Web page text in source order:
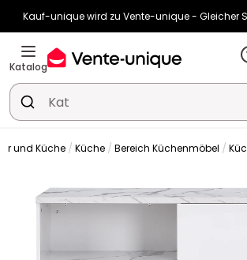
Kauf-unique wird zu Vente-unique - Gleicher
-10% ab 450€ mitENJOY10auf Vente-
Noch:
Katalog
und Küche Küche Bereich Küchenmöbel